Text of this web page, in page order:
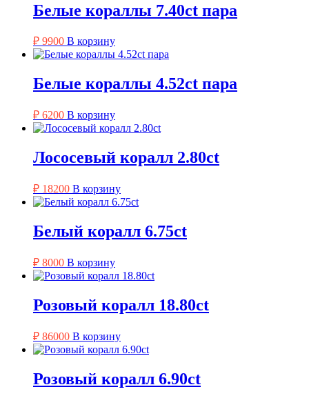
Белые кораллы 7.40ct пара
₽ 9900 В корзину
Белые кораллы 4.52ct пара
₽ 6200 В корзину
Лососевый коралл 2.80ct
₽ 18200 В корзину
Белый коралл 6.75ct
₽ 8000 В корзину
Розовый коралл 18.80ct
₽ 86000 В корзину
Розовый коралл 6.90ct